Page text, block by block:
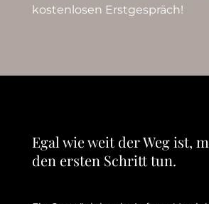
kostenlosen Erstgespräch!
Egal wie weit der Weg ist,
den ersten Schritt tun.